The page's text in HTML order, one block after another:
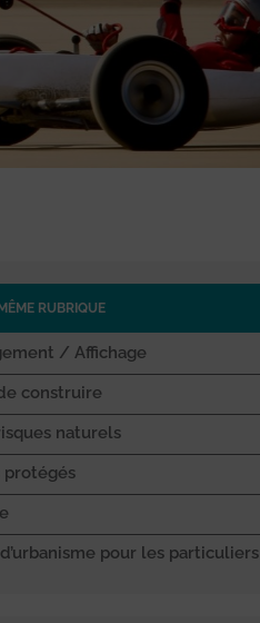
RUBRIQUE
/ Affichage
construire
naturels
protégés
pour les particuliers